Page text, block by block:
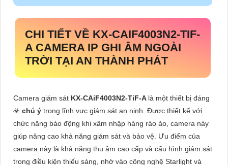
CHI TIẾT VỀ KX-CAIF4003N2-TIF-
A CAMERA IP GHI ÂM NGOÀI
TRỜI TẠI AN THÀNH PHÁT
Camera giám sát KX-CAiF4003N2-TiF-A là một thiết bị đáng
☣️ chú ý trong lĩnh vực giám sát an ninh. Được thiết kế với
chức năng báo động khi xâm nhập hàng rào ảo, camera này
giúp nâng cao khả năng giám sát và bảo vệ. Ưu điểm của
camera này là khả năng thu âm cao cấp và cấu hình giám sát
trong điều kiện thiếu sáng, nhờ vào công nghệ Starlight và